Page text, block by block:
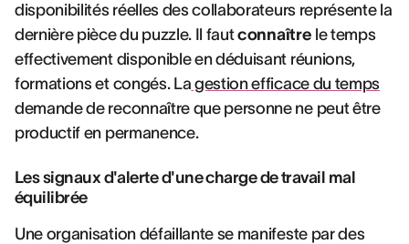
disponibilités réelles des collaborateurs représente la
dernière pièce du puzzle. Il fautconnaître le temps
effectivement disponible en déduisant réunions,
formations et congés. La gestion efficace du temps
demande de reconnaître que personne ne peut être
productif en permanence.
Les signaux d'alerte d'une charge de travail mal
équilibrée
Une organisation défaillante se manifeste par des